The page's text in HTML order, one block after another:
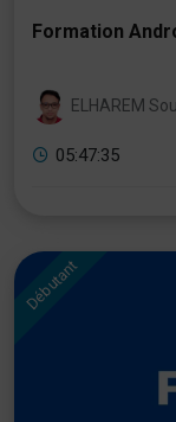
Formation
ELHAREM
05:47:35
Débutant